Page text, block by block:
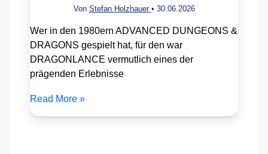
Von Stefan Holzhauer • 30.06.2026
Wer in den 1980ern ADVANCED DUNGEONS &
DRAGONS gespielt hat, für den war
DRAGONLANCE vermutlich eines der
prägenden Erlebnisse
Read More »